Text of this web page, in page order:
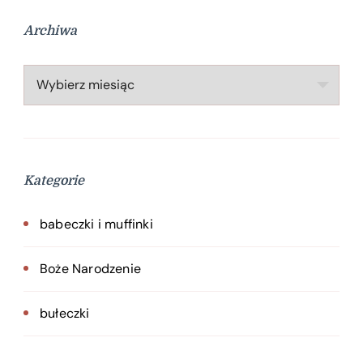
Archiwa
Archiwa
Kategorie
babeczki i muffinki
Boże Narodzenie
bułeczki